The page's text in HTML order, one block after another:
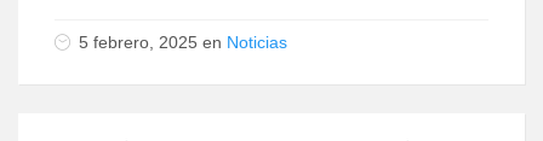
5 febrero, 2025 en Noticias